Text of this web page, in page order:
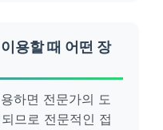
용할 때 어떤 장
하면 전문가의 도
므로 전문적인 접